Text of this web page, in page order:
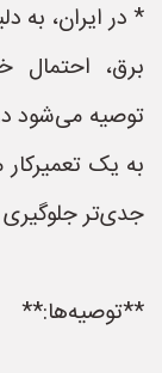
* در ایران، به
برق، احتمال
توصیه می‌شود
به یک
جدی‌تر جلوگیری
**توصیه‌ها:**